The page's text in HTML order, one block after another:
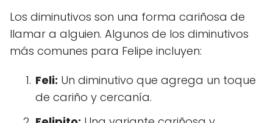
Los diminutivos son una forma cariñosa de
llamar a alguien. Algunos de los diminutivos
más comunes para Felipe incluyen:
Feli: Un diminutivo que agrega un toque
de cariño y cercanía.